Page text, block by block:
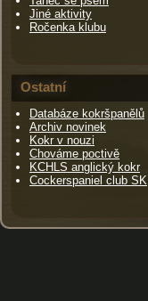
Jiné aktivity
Ročenka klubu
Ostatní
Databáze kokršpanělů
Archiv novinek
Kokr v nouzi
Chováme poctivě
KCHLS anglický kokr
Cockerspaniel club SK